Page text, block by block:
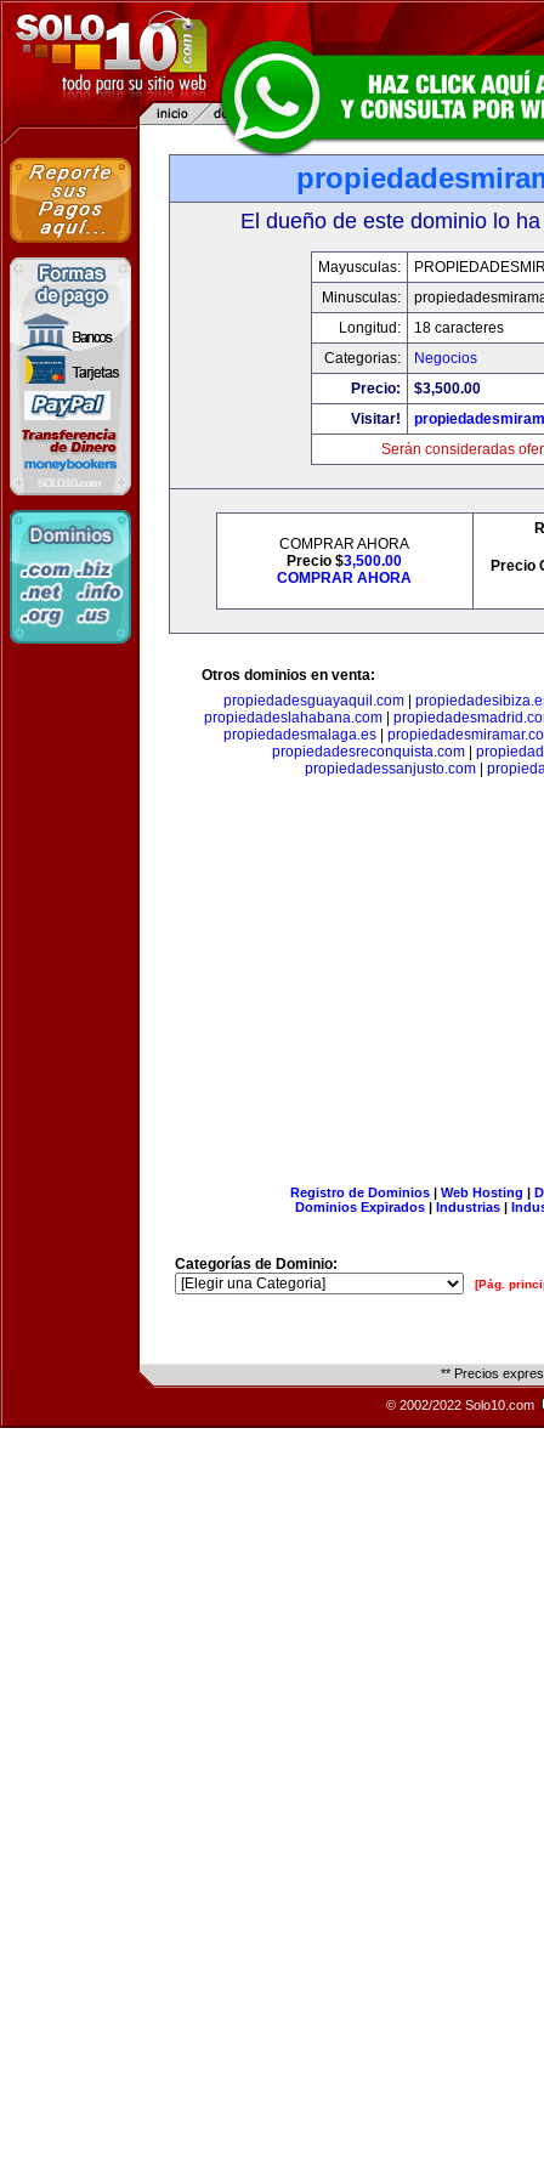
El dueño de este dominio lo
Mayusculas:
Minusculas:
Longitud:
18 caracteres
Categorias:
Negocios
Precio:
$3,500.00
Visitar!
Serán consideradas
COMPRAR AHORA
Precio $3,500.00
COMPRAR AHORA
Precio
Otros dominios en venta:
propiedadesguayaquil.com
propiedadeslahabana.com|
propiedadesmalaga.es|
propiedadesreconquista.com
propiedadessanjusto.com
Registro de Dominios| Web Hosting |
Dominios Expirados | Industrias |
Categorías de Dominio:
[Pág.
** Precios
© 2002/2022 Solo10.com